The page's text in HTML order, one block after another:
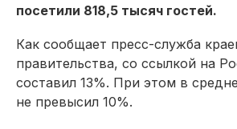
посетили 818,5 тысяч гостей.
Как сообщает пресс-служба
правительства, со ссылкой на
составил 13%. При этом в
не превысил 10%.